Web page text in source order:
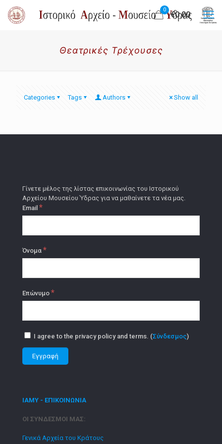
0
€0.00
Θεατρικές Τρέχουσες
Categories Tags Authors Show all
Γίνετε μέλος της λίστας επικοινωνίας του Ιστορικού
Αρχείου Μουσείου Ύδρας για να μαθαίνετε τα νέα μας.
Email *
Όνομα *
Επώνυμο *
I agree to the privacy policy and terms. (Σύνδεσμος)
ΙΑΜΥ - ΕΠΙΚΟΙΝΩΝΙΑ
ΟΙ ΣΥΝΔΕΣΜΟΙ ΜΑΣ:
Γενικά Αρχεία του Κράτους